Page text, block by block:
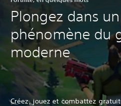
Plongez dans
phénomène du
moderne
Créez, jouez et combattez